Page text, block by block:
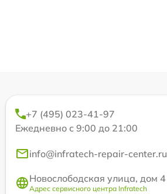
+7 (495) 023-41-97
Ежедневно с 9:00 до 21:00
info@infratech-repair-center.ru
Новослободская улица, дом 4
Адрес сервисного центра Infratech